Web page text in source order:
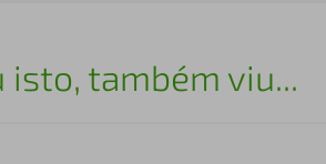
isto, também viu...